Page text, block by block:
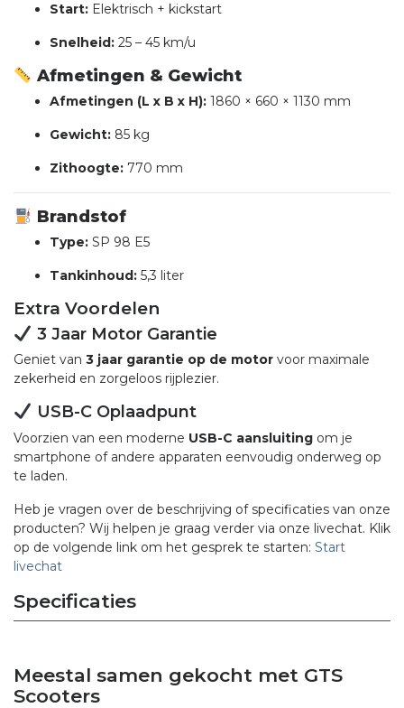
Start: Elektrisch + kickstart
Snelheid: 25 – 45 km/u
Afmetingen & Gewicht
Afmetingen (L x B x H): 1860 × 660 × 1130 mm
Gewicht: 85 kg
Zithoogte: 770 mm
Brandstof
Type: SP 98 E5
Tankinhoud: 5,3 liter
Extra Voordelen
3 Jaar Motor Garantie
Geniet van 3 jaar garantie op de motor voor maximale
zekerheid en zorgeloos rijplezier.
USB-C Oplaadpunt
Voorzien van een moderne USB-C aansluiting om je
smartphone of andere apparaten eenvoudig onderweg op
te laden.
Heb je vragen over de beschrijving of specificaties van onze
producten? Wij helpen je graag verder via onze livechat. Klik
op de volgende link om het gesprek te starten: Start
livechat
Specificaties
Meestal samen gekocht met GTS
Scooters